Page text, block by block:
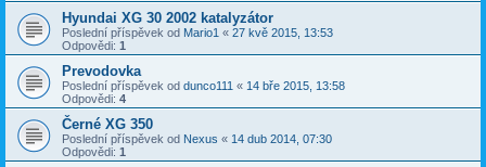
Hyundai XG 30 2002 katalyzátor
Poslední příspěvek od Mario1 « 27 kvě 2015, 13:53
Odpovědi: 1
Prevodovka
Poslední příspěvek od dunco111 « 14 bře 2015, 13:58
Odpovědi: 4
Černé XG 350
Poslední příspěvek od Nexus « 14 dub 2014, 07:30
Odpovědi: 1